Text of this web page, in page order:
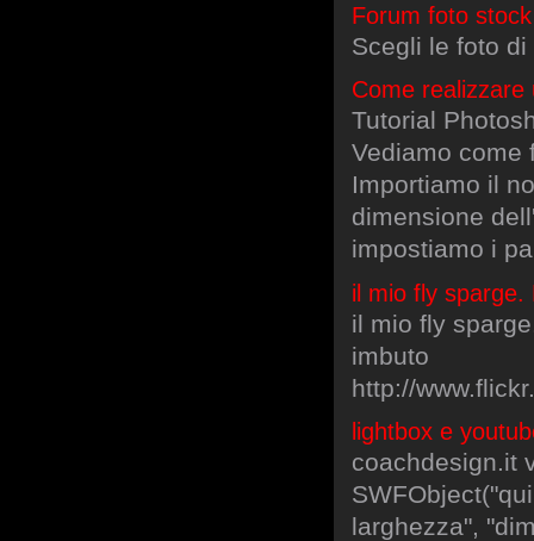
Forum foto
Scegli le foto
Come
Tutorial
Vediamo come
Importiamo il
dimensione
impostiamo i
il mio fly sparge.
il mio fly
imbuto
http://
lightbox e
coachdesign.it
larghezza",